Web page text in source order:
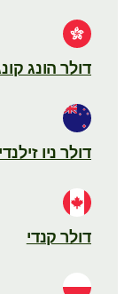
דולר הונג קונגי
דולר ניו זילנדי
דולר קנדי